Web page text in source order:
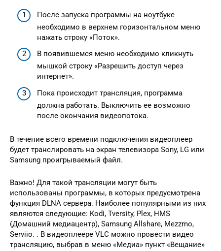
После запуска программы на ноутбуке
необходимо в верхнем горизонтальном меню
нажать строку «Поток».
В появившемся меню необходимо кликнуть
мышкой строку «Разрешить доступ через
интернет».
Пока происходит трансляция, программа
должна работать. Выключить ее возможно
после окончания видеопотока.
В течение всего времени подключения видеоплеер
будет транслировать на экран телевизора Sony, LG или
Samsung проигрываемый файл.
Важно! Для такой трансляции могут быть
использованы программы, в которых предусмотрена
функция DLNA сервера. Наиболее популярными из них
являются следующие: Kodi, Tversity, Plex, HMS
(Домашний медиацентр), Samsung Allshare, Mezzmo,
Serviio. . В видеоплеере VLC можно провести видео
трансляцию, выбрав в меню «Медиа» пункт «Вещание»